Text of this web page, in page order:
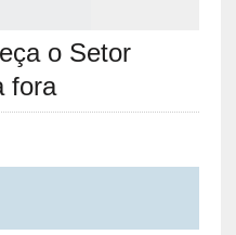
o Setor
fora